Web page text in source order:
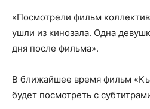
«Посмотрели фильм
ушли из кинозала. Одна
дня после фильма».
В ближайшее время фильм
будет посмотреть с